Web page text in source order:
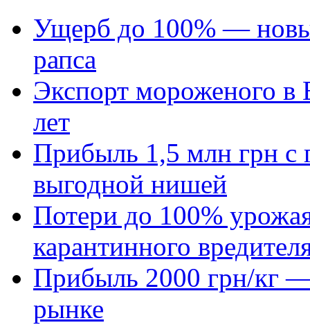
Ущерб до 100% —
рапса
Экспорт мороженого в
лет
Прибыль 1,5 млн грн с
выгодной нишей
Потери до 100%
карантинного
Прибыль 2000 грн/кг —
рынке